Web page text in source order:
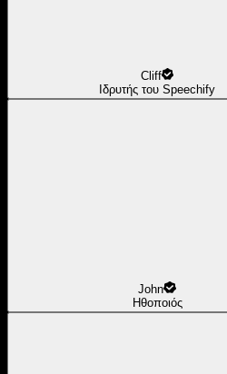
Cliff
Ιδρυτής του Speechify
John
Ηθοποιός